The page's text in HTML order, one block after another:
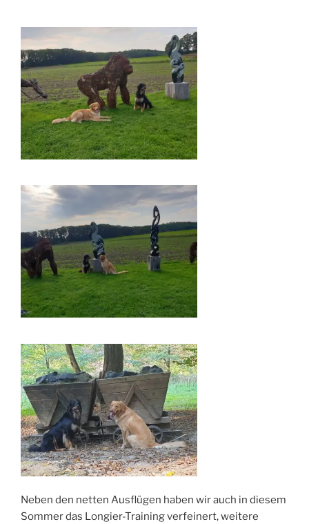
Neben den netten Ausflügen haben wir auch in diesem
Sommer das Longier-Training verfeinert, weitere